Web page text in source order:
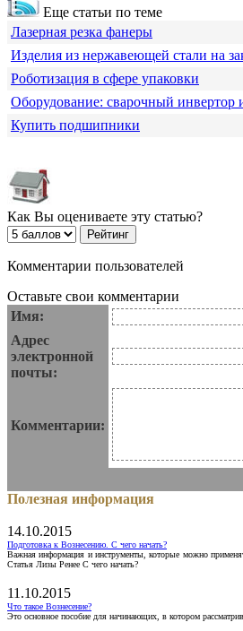
Еще статьи по теме
Лазерная резка фанеры
Изделия из нержавеющей стали на
Роботизация в сфере упаковки
Оборудование: сварочный
Купить подшипники
Как Вы оцениваете эту статью?
Комментарии пользователей
Оставьте свои комментарии
Имя:
Адрес
электронной
почты:
Комментарии:
Полезная информация
14.10.2015
Подготовка к Вознесению. С чего начать?
Важная информация и инструменты, которые можно
Статья Лизы Ренее С чего начать?
11.10.2015
Что такое Вознесение?
Это основное пособие для начинающих, в котором